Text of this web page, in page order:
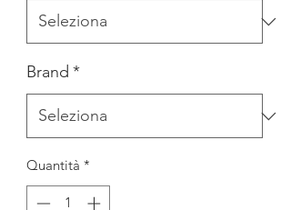
Brand *
Quantità *